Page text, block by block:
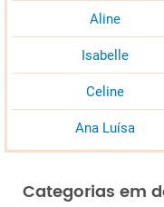
Aline
Isabelle
Celine
Ana Luísa
Categorias em